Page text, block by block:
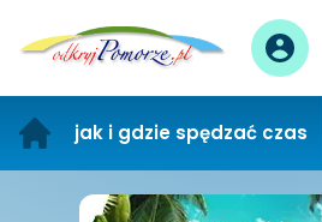
jak i gdzie spędzać czas